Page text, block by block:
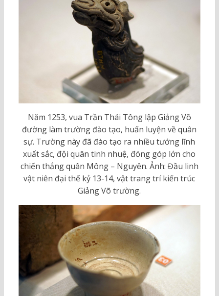
Năm 1253, vua Trần Thái Tông lập Giảng Võ
đường làm trường đào tạo, huấn luyện về quân
sự. Trường này đã đào tạo ra nhiều tướng lĩnh
xuất sắc, đội quân tinh nhuệ, đóng góp lớn cho
chiến thắng quân Mông – Nguyên. Ảnh: Đầu linh
vật niên đại thế kỷ 13-14, vật trang trí kiến trúc
Giảng Võ trường.